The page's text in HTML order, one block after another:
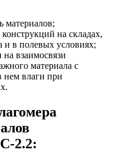
материалов;
на складах,
и в полевых условиях;
взаимосвязи
материала с
нем влаги при
2.2: